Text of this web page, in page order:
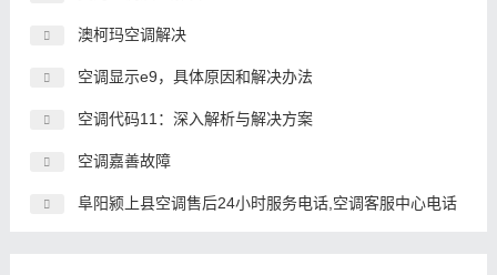
澳柯玛空调解决
空调显示e9，具体原因和解决办法
空调代码11：深入解析与解决方案
空调嘉善故障
阜阳颍上县空调售后24小时服务电话,空调客服中心电话